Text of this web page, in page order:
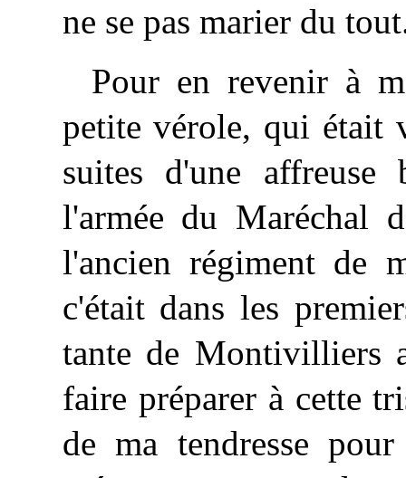
ne se pas marier du
Pour en revenir à
petite vérole, qui était
suites d'une
l'armée du Maréchal
l'ancien régiment de
c'était dans les
tante de Montivilliers
faire préparer à cette
de ma tendresse